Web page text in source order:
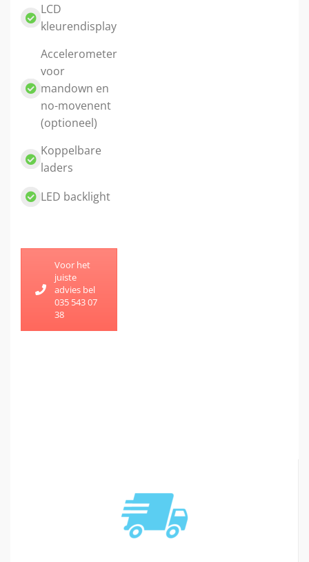
LCD
kleurendisplay
Accelerometer
voor
mandown en
no-movenent
(optioneel)
Koppelbare
laders
LED backlight
Voor het
juiste
advies bel
035 543 07
38